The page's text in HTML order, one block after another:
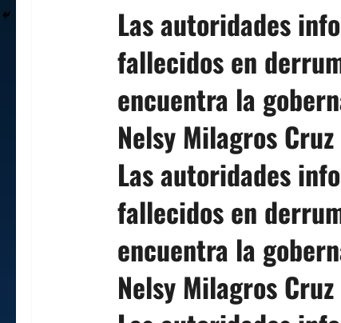
Las autoridades
fallecidos en
encuentra la
Nelsy Milagros
Las autoridades
fallecidos en
encuentra la
Nelsy Milagros